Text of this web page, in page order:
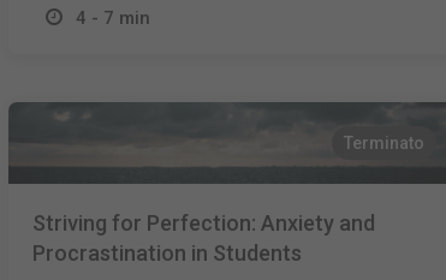
4 - 7 min
Terminato
Striving for Perfection: Anxiety and
Procrastination in Students